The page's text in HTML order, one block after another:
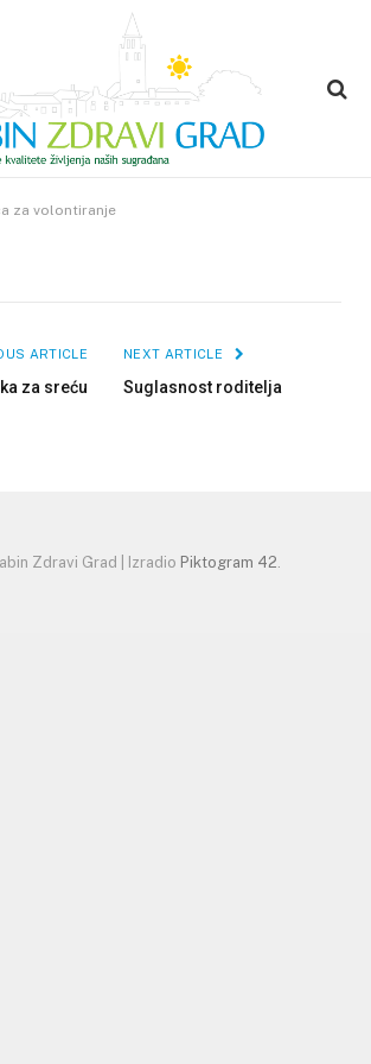
za volontiranje
za volontiranje
0VIEWS
ARTICLE
za sreću
NEXT ARTICLE
Suglasnost roditelja
Zdravi Grad | Izradio Piktogram 42.